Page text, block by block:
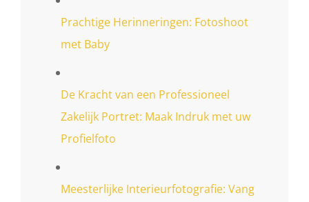
Prachtige Herinneringen: Fotoshoot
met Baby
De Kracht van een Professioneel
Zakelijk Portret: Maak Indruk met uw
Profielfoto
Meesterlijke Interieurfotografie: Vang